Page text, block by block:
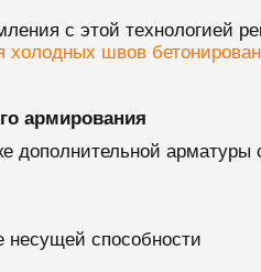
с этой технологией
холодных швов
армирования
дополнительной
несущей способности